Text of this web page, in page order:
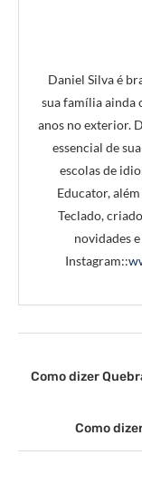
Daniel Silva é
sua família ainda
anos no exterior.
essencial de
escolas de
Educator,
Teclado,
novidades
Instagram::
Como dizer
Como